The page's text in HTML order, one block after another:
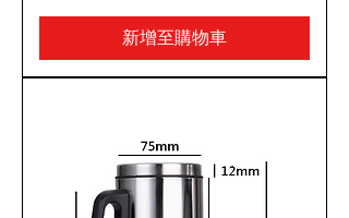
新增至購物車